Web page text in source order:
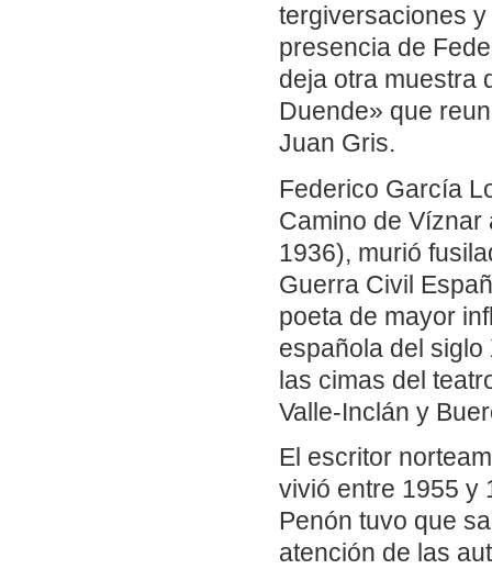
tergiversaciones
presencia de
deja otra muestra
Duende» que
Juan Gris.
Federico García
Camino de Víznar
1936), murió
Guerra Civil
poeta de mayor
española del
las cimas del
Valle-Inclán y
El escritor
vivió entre 1955 y
Penón tuvo que
atención de las